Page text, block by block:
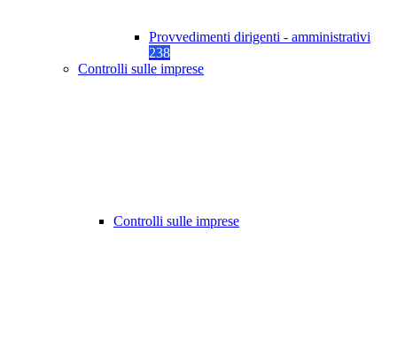
Provvedimenti dirigenti - amministrativi
238
Controlli sulle imprese
Controlli sulle imprese